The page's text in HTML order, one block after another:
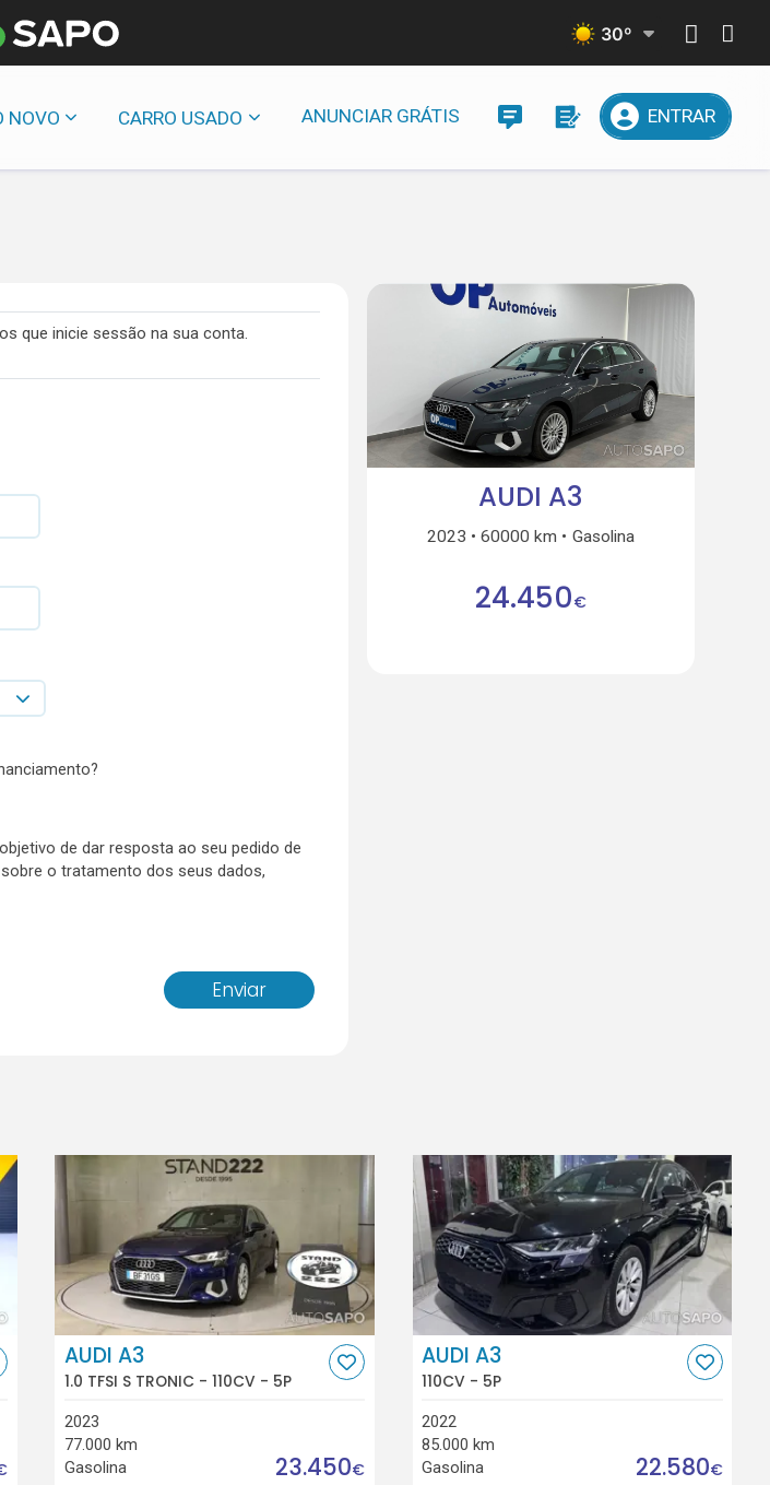
30º
NOVO CARRO USADO ANUNCIAR GRÁTIS ENTRAR
que inicie sessão na sua conta.
de dar resposta ao seu pedido de
o tratamento dos seus dados,
Enviar
AUDI A3
2023 60000 km Gasolina
24.450€
AUDI A3
1.0 TFSI S TRONIC - 110CV - 5P
2023
77.000 km
Gasolina
23.450€
AUDI A3
110CV - 5P
2022
85.000 km
Gasolina
22.580€